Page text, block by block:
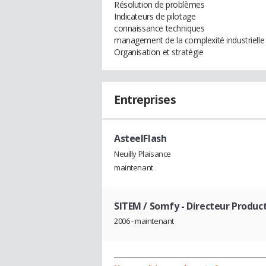
Résolution de problèmes
Indicateurs de pilotage
connaissance techniques
management de la complexité industrielle
Organisation et stratégie
Entreprises
AsteelFlash
Neuilly Plaisance
maintenant
SITEM / Somfy- Directeur
2006 - maintenant